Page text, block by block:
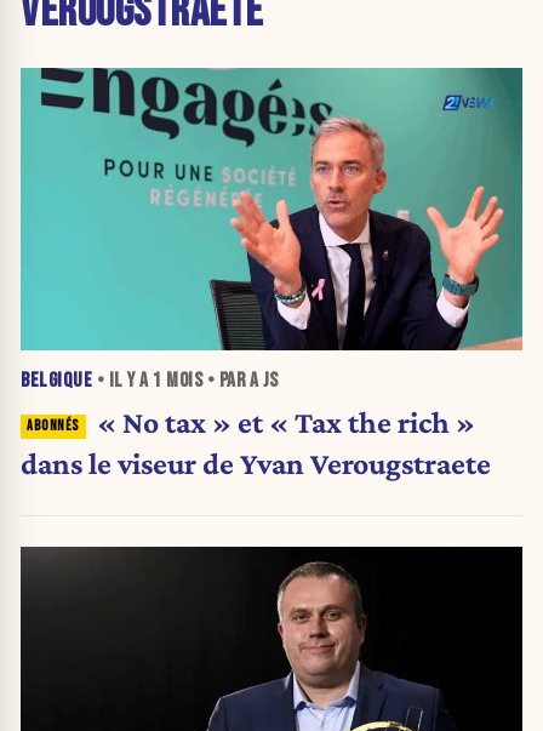
VEROUGSTRAETE
BELGIQUE • IL Y A 1 MOIS• PAR A JS
« No tax » et « Tax the rich »
dans le viseur de Yvan Verougstraete